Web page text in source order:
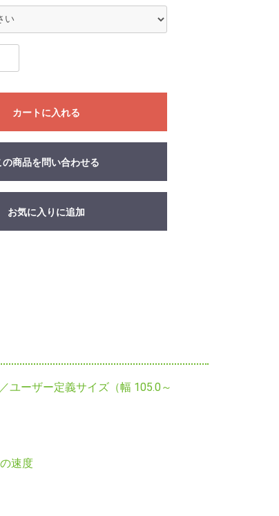
カートに入れる
の商品を問い合わせる
お気に入りに追加
ユーザー定義サイズ（幅 105.0～
速度